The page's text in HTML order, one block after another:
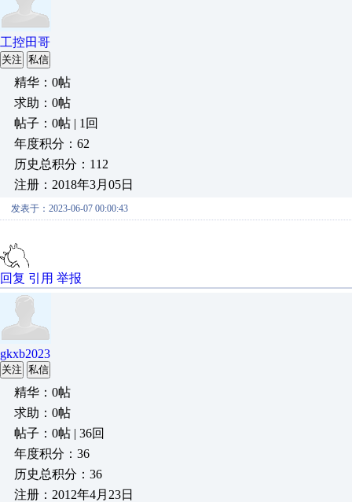
工控田哥
关注 私信
精华：0帖
求助：0帖
帖子：0帖 | 1回
年度积分：62
历史总积分：112
注册：2018年3月05日
发表于：2023-06-07 00:00:43
回复 引用 举报
gkxb2023
关注 私信
精华：0帖
求助：0帖
帖子：0帖 | 36回
年度积分：36
历史总积分：36
注册：2012年4月23日